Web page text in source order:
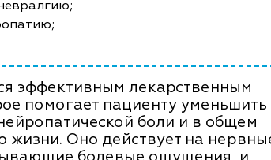
эффективным лекарственным
помогает пациенту уменьшить
боли и в общем
жизни. Оно действует на